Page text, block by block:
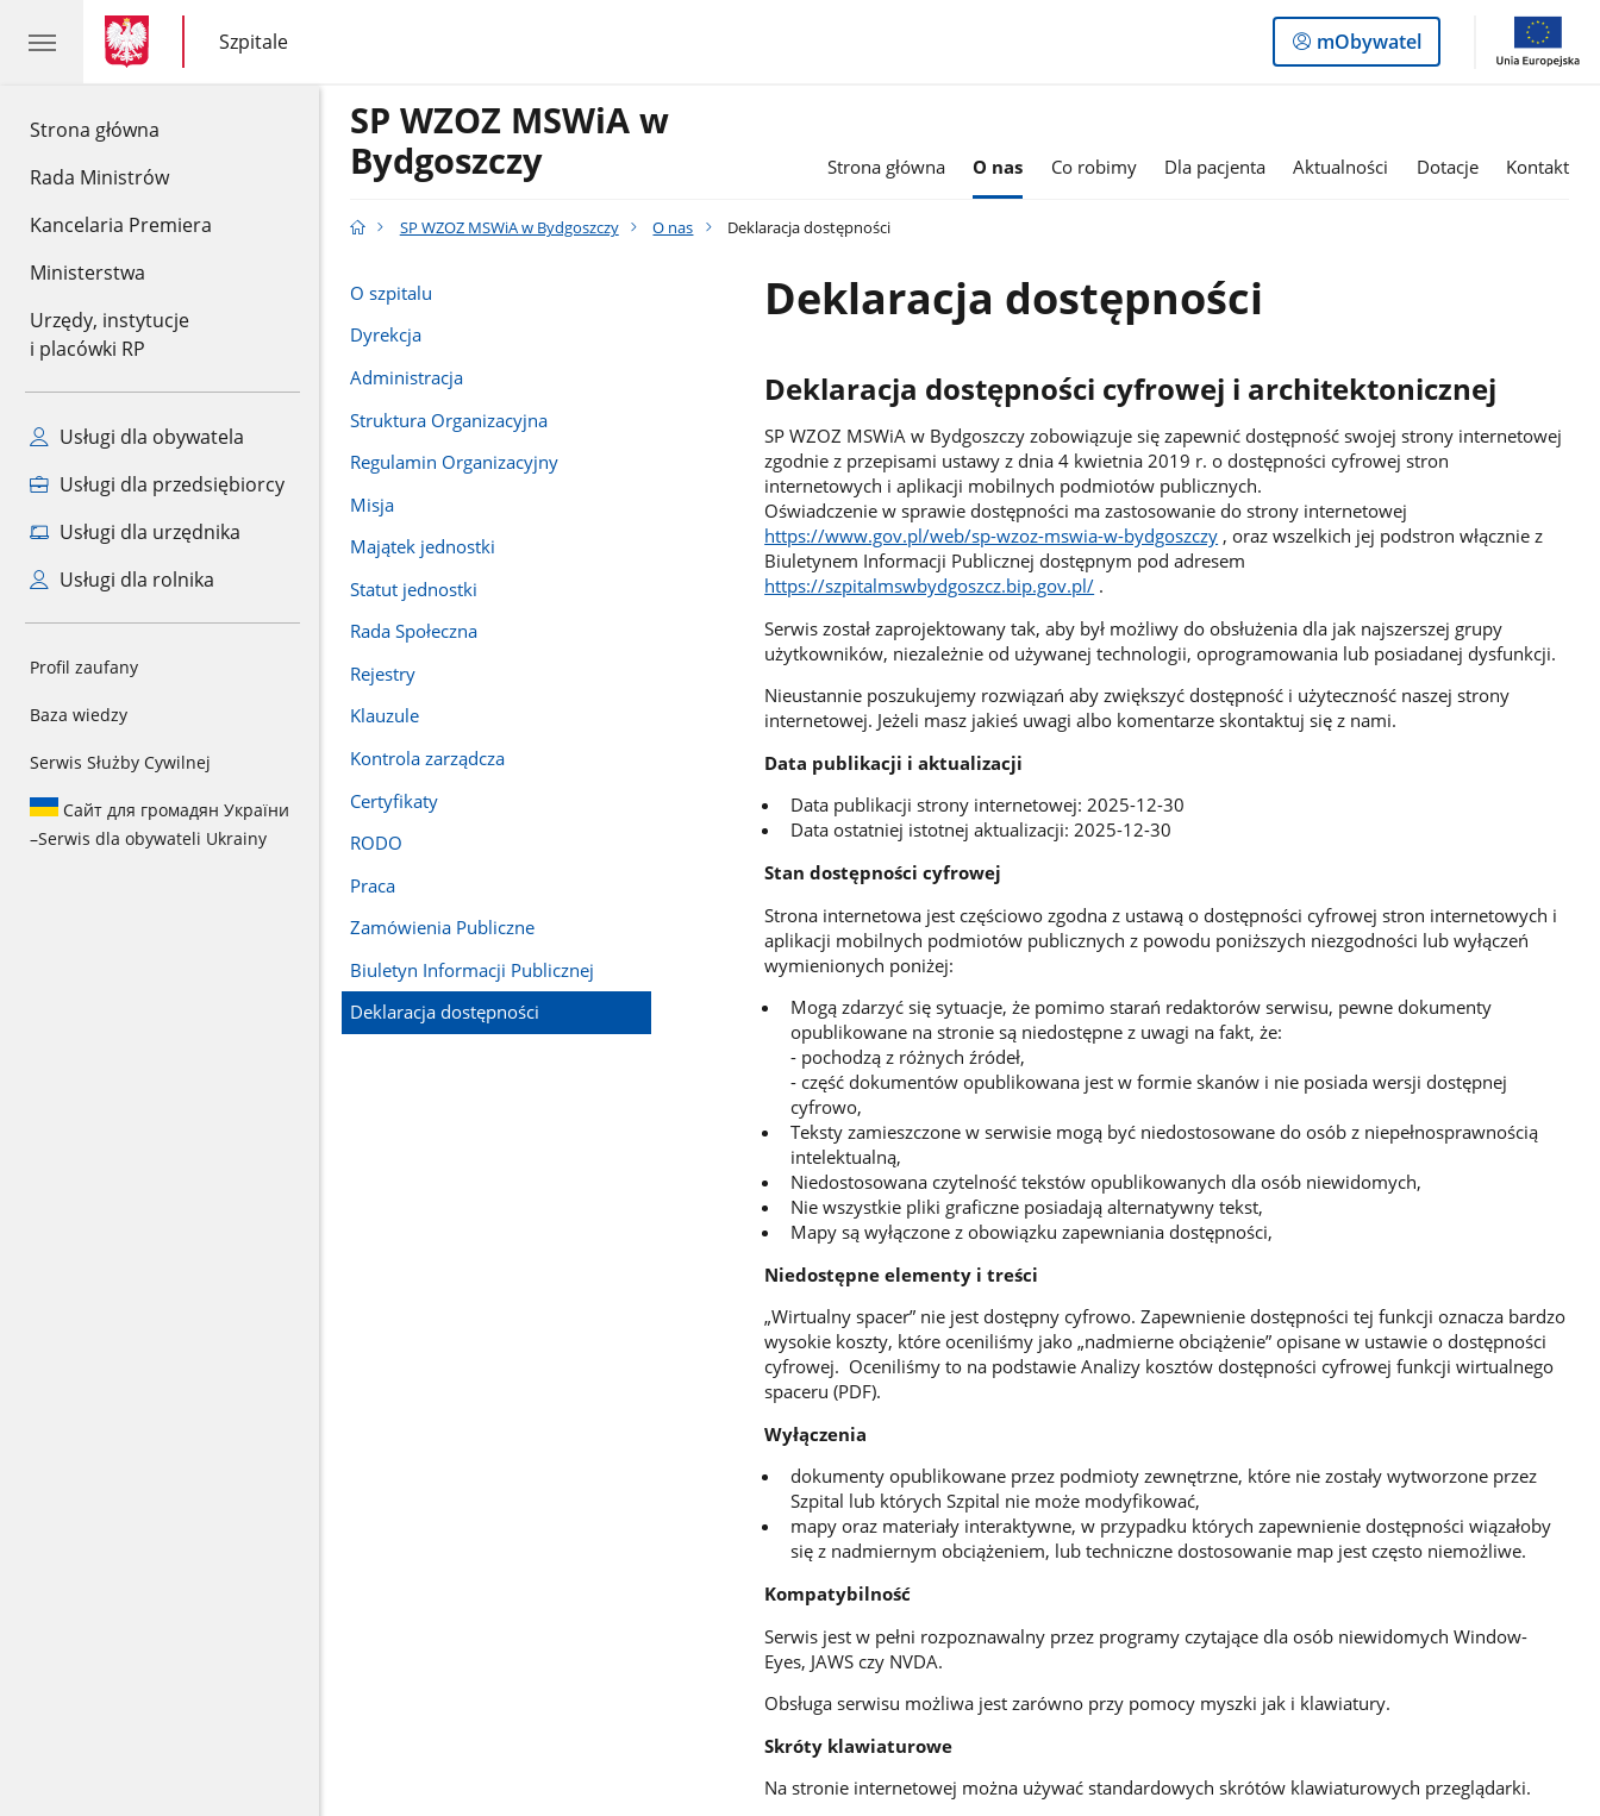
Strona główna
Rada Ministrów
Kancelaria Premiera
Ministerstwa
Urzędy, instytucje
i placówki RP
Usługi dla obywatela
Usługi dla przedsiębiorcy
Usługi dla urzędnika
Usługi dla rolnika
Profil zaufany
Baza wiedzy
Serwis Służby Cywilnej
Сайт для громадян України
–Serwis dla obywateli Ukrainy
gov.pl
gov.pl
Szpitale
gov.pl
Szpitale
Logowanie
do
mObywatel
SP WZOZ MSWiA w
Bydgoszczy
Strona główna O nas Co robimy Dla pacjenta Aktualności Dotacje Kontakt
SP WZOZ MSWiA w Bydgoszczy O nas Deklaracja dostępności
O szpitalu
Dyrekcja
Administracja
Struktura Organizacyjna
Regulamin Organizacyjny
Misja
Majątek jednostki
Statut jednostki
Rada Społeczna
Rejestry
Klauzule
Kontrola zarządcza
Certyfikaty
RODO
Praca
Zamówienia Publiczne
Biuletyn Informacji Publicznej
Deklaracja dostępności
Deklaracja dostępności
Deklaracja dostępności cyfrowej i architektonicznej
SP WZOZ MSWiA w Bydgoszczy zobowiązuje się zapewnić dostępność swojej strony internetowej
zgodnie z przepisami ustawy z dnia 4 kwietnia 2019 r. o dostępności cyfrowej stron
internetowych i aplikacji mobilnych podmiotów publicznych.
Oświadczenie w sprawie dostępności ma zastosowanie do strony internetowej
https://www.gov.pl/web/sp-wzoz-mswia-w-bydgoszczy , oraz wszelkich jej podstron włącznie z
Biuletynem Informacji Publicznej dostępnym pod adresem
https://szpitalmswbydgoszcz.bip.gov.pl/ .
Serwis został zaprojektowany tak, aby był możliwy do obsłużenia dla jak najszerszej grupy
użytkowników, niezależnie od używanej technologii, oprogramowania lub posiadanej dysfunkcji.
Nieustannie poszukujemy rozwiązań aby zwiększyć dostępność i użyteczność naszej strony
internetowej. Jeżeli masz jakieś uwagi albo komentarze skontaktuj się z nami.
Data publikacji i aktualizacji
Data publikacji strony internetowej: 2025-12-30
Data ostatniej istotnej aktualizacji: 2025-12-30
Stan dostępności cyfrowej
Strona internetowa jest częściowo zgodna z ustawą o dostępności cyfrowej stron internetowych i
aplikacji mobilnych podmiotów publicznych z powodu poniższych niezgodności lub wyłączeń
wymienionych poniżej:
Mogą zdarzyć się sytuacje, że pomimo starań redaktorów serwisu, pewne dokumenty
opublikowane na stronie są niedostępne z uwagi na fakt, że:
- pochodzą z różnych źródeł,
- część dokumentów opublikowana jest w formie skanów i nie posiada wersji dostępnej
cyfrowo,
Teksty zamieszczone w serwisie mogą być niedostosowane do osób z niepełnosprawnością
intelektualną,
Niedostosowana czytelność tekstów opublikowanych dla osób niewidomych,
Nie wszystkie pliki graficzne posiadają alternatywny tekst,
Mapy są wyłączone z obowiązku zapewniania dostępności,
Niedostępne elementy i treści
„Wirtualny spacer” nie jest dostępny cyfrowo. Zapewnienie dostępności tej funkcji oznacza bardzo
wysokie koszty, które oceniliśmy jako „nadmierne obciążenie” opisane w ustawie o dostępności
cyfrowej. Oceniliśmy to na podstawie Analizy kosztów dostępności cyfrowej funkcji wirtualnego
spaceru (PDF).
Wyłączenia
dokumenty opublikowane przez podmioty zewnętrzne, które nie zostały wytworzone przez
Szpital lub których Szpital nie może modyfikować,
mapy oraz materiały interaktywne, w przypadku których zapewnienie dostępności wiązałoby
się z nadmiernym obciążeniem, lub techniczne dostosowanie map jest często niemożliwe.
Kompatybilność
Serwis jest w pełni rozpoznawalny przez programy czytające dla osób niewidomych Window-
Eyes, JAWS czy NVDA.
Obsługa serwisu możliwa jest zarówno przy pomocy myszki jak i klawiatury.
Skróty klawiaturowe
Na stronie internetowej można używać standardowych skrótów klawiaturowych przeglądarki.